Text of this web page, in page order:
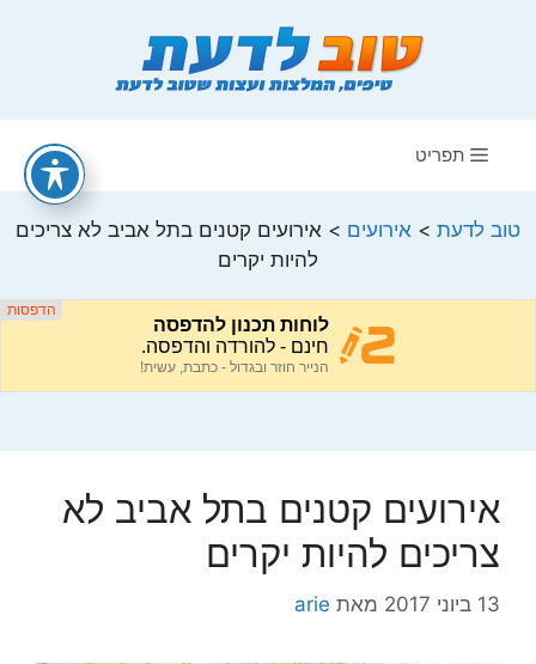
תפריט
טוב לדעת > אירועים > אירועים קטנים בתל אביב לא צריכים
להיות יקרים
אירועים קטנים בתל אביב לא
צריכים להיות יקרים
13 ביוני 2017 מאת arie